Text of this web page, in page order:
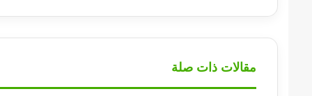
مقالات ذات صلة